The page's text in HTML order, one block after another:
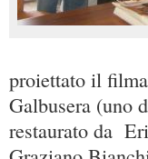
proiettato il
Galbusera (uno
restaurato da